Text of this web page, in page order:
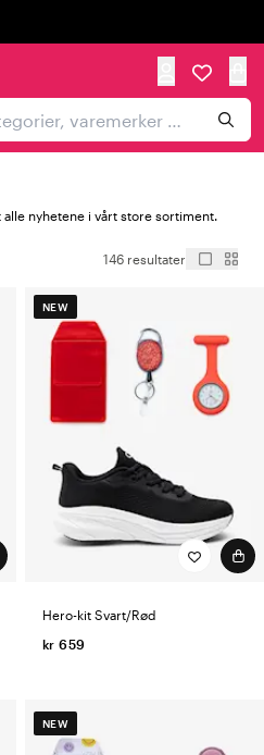
alle nyhetene i vårt store sortiment.
146 resultater
NEW
Hero-kit Svart/Rød
kr 659
NEW